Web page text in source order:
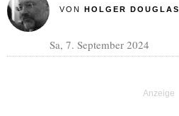
VON HOLGER DOUGLAS
Sa, 7. September 2024